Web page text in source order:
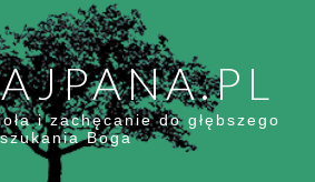
i zachęcanie do głębszego
szukania Boga